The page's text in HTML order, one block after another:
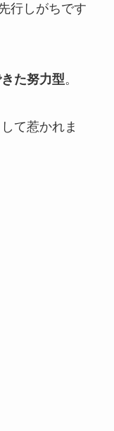
行しがちです
た努力型。
て惹かれま